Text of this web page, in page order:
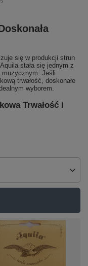
się w produkcji strun
stała się jednym z
muzycznym. Jeśli
trwałość, doskonałe
wyborem.
Trwałość i